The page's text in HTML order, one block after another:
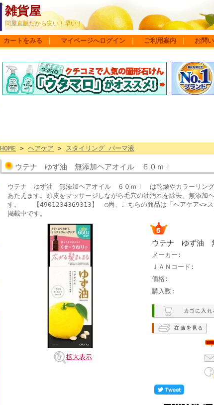
雑貨屋
問屋直販だから安い！早い！
カートをみる マイページへログイン ご利用案内 お問
HOME > ヘアケア > スタイリング パーマ液
ウテナ ゆず油 無添加ヘアオイル ６０ｍｌ
ウテナ ゆず油 無添加ヘアオイル ６０ｍｌ は乾燥やカラーリング
あたえます。頭皮をマッサージしながら毛穴の油汚れを除去。無添加
す。 【4901234369313】 ○尚、こちらの商品は「ヘアケア<>ス
掲載中です。
拡大表示
ウテナ ゆず油
メーカー:
ＪＡＮコード:
価格:
購入数: